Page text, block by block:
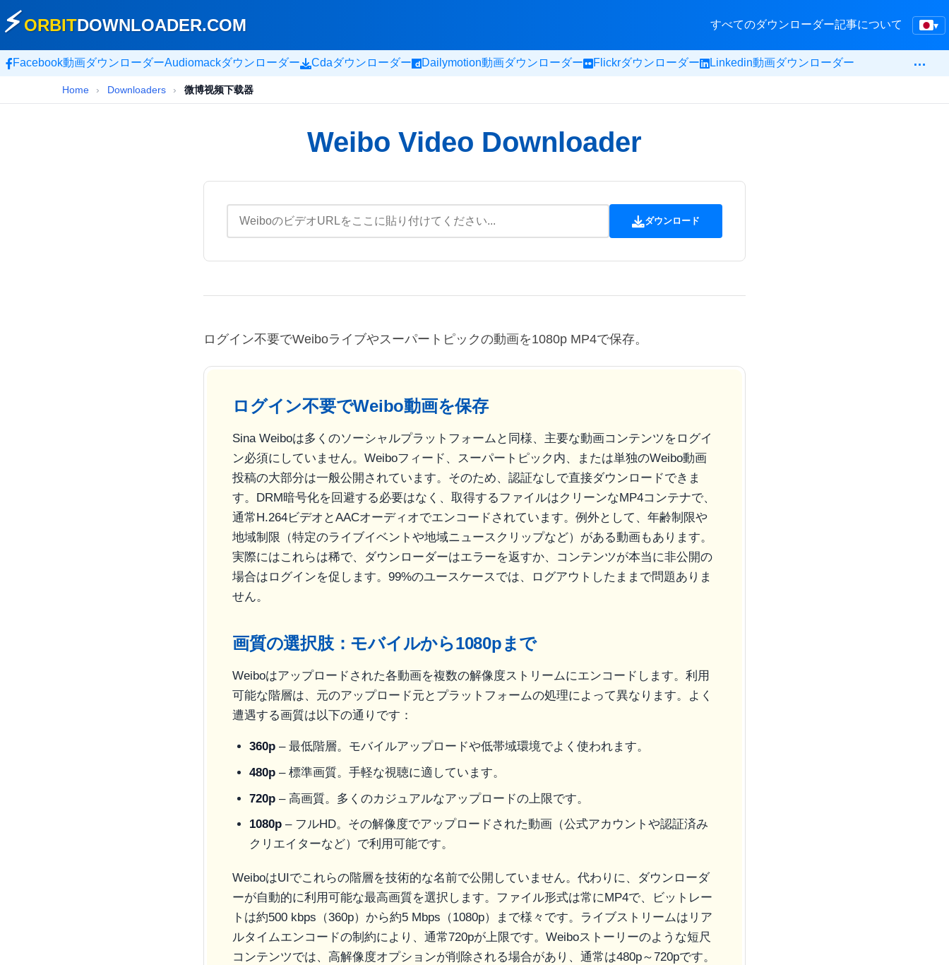
▾
⚡ORBITDOWNLOADER.COM すべてのダウンローダー記事について
Facebook動画ダウンローダーAudiomackダウンローダー Cdaダウンローダー Dailymotion動画ダウンローダー Flickrダウンローダー Linkedin動画ダウンローダー …
Home › Downloaders › 微博视频下载器
Weibo Video Downloader
ダウンロード
ログイン不要でWeiboライブやスーパートピックの動画を1080p MP4で保存。
ログイン不要でWeibo動画を保存
Sina Weiboは多くのソーシャルプラットフォームと同様、主要な動画コンテンツをログイ
ン必須にしていません。Weiboフィード、スーパートピック内、または単独のWeibo動画
投稿の大部分は一般公開されています。そのため、認証なしで直接ダウンロードできま
す。DRM暗号化を回避する必要はなく、取得するファイルはクリーンなMP4コンテナで、
通常H.264ビデオとAACオーディオでエンコードされています。例外として、年齢制限や
地域制限（特定のライブイベントや地域ニュースクリップなど）がある動画もあります。
実際にはこれらは稀で、ダウンローダーはエラーを返すか、コンテンツが本当に非公開の
場合はログインを促します。99%のユースケースでは、ログアウトしたままで問題ありま
せん。
画質の選択肢：モバイルから1080pまで
Weiboはアップロードされた各動画を複数の解像度ストリームにエンコードします。利用
可能な階層は、元のアップロード元とプラットフォームの処理によって異なります。よく
遭遇する画質は以下の通りです：
360p – 最低階層。モバイルアップロードや低帯域環境でよく使われます。
480p – 標準画質。手軽な視聴に適しています。
720p – 高画質。多くのカジュアルなアップロードの上限です。
1080p – フルHD。その解像度でアップロードされた動画（公式アカウントや認証済み
クリエイターなど）で利用可能です。
WeiboはUIでこれらの階層を技術的な名前で公開していません。代わりに、ダウンローダ
ーが自動的に利用可能な最高画質を選択します。ファイル形式は常にMP4で、ビットレー
トは約500 kbps（360p）から約5 Mbps（1080p）まで様々です。ライブストリームはリア
ルタイムエンコードの制約により、通常720pが上限です。Weiboストーリーのような短尺
コンテンツでは、高解像度オプションが削除される場合があり、通常は480p～720pです。